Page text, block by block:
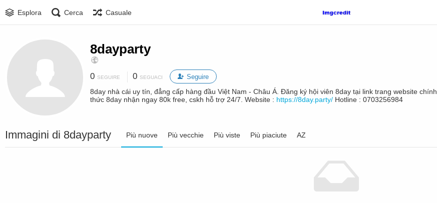
Esplora Cerca Casuale
8dayparty
0 SEGUIRE 0 SEGUACI Seguire
8day nhà cái uy tín, đẳng cấp hàng đầu Việt Nam - Châu Á. Đăng ký hội viên 8day tại link trang website chính
thức 8day nhận ngay 80k free, cskh hỗ trợ 24/7. Website : https://8day.party/ Hotline : 0703256984
Immagini di 8dayparty Più nuove Più vecchie Più viste Più piaciute AZ